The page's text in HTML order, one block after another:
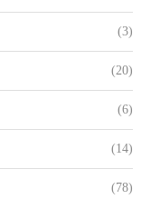
(3)
(20)
(6)
(14)
(78)